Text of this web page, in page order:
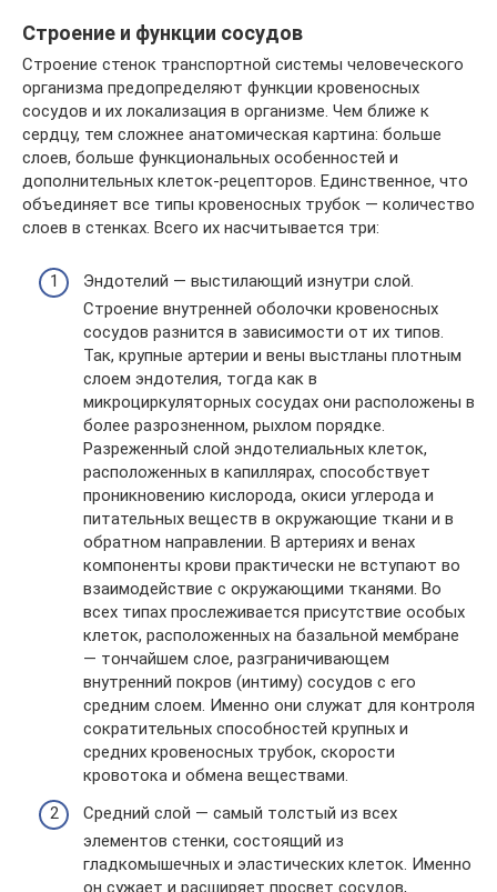
Строение и функции сосудов
Строение стенок транспортной системы человеческого
организма предопределяют функции кровеносных
сосудов и их локализация в организме. Чем ближе к
сердцу, тем сложнее анатомическая картина: больше
слоев, больше функциональных особенностей и
дополнительных клеток-рецепторов. Единственное, что
объединяет все типы кровеносных трубок — количество
слоев в стенках. Всего их насчитывается три:
Эндотелий — выстилающий изнутри слой.
Строение внутренней оболочки кровеносных
сосудов разнится в зависимости от их типов.
Так, крупные артерии и вены выстланы плотным
слоем эндотелия, тогда как в
микроциркуляторных сосудах они расположены в
более разрозненном, рыхлом порядке.
Разреженный слой эндотелиальных клеток,
расположенных в капиллярах, способствует
проникновению кислорода, окиси углерода и
питательных веществ в окружающие ткани и в
обратном направлении. В артериях и венах
компоненты крови практически не вступают во
взаимодействие с окружающими тканями. Во
всех типах прослеживается присутствие особых
клеток, расположенных на базальной мембране
— тончайшем слое, разграничивающем
внутренний покров (интиму) сосудов с его
средним слоем. Именно они служат для контроля
сократительных способностей крупных и
средних кровеносных трубок, скорости
кровотока и обмена веществами.
Средний слой — самый толстый из всех
элементов стенки, состоящий из
гладкомышечных и эластических клеток. Именно
он сужает и расширяет просвет сосудов,